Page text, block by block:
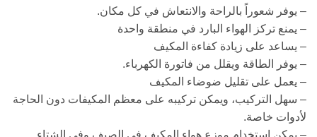
– يوفر شعوراً بالراحة والانتعاش في كل مكان.
– يمنع تركز الهواء البارد في منطقة واحدة
– يساعد على زيادة كفاءة المكيف
– يوفر الطاقة ويقلل من فاتورة الكهرباء.
– يعمل على تقليل ضوضاء المكيف
– سهل التركيب، ويمكن تركيبه على معظم المكيفات دون الحاجة
لأدوات خاصة.
– يمكن استخدام موزع هواء المكيف في الصيف وفي الشتاء